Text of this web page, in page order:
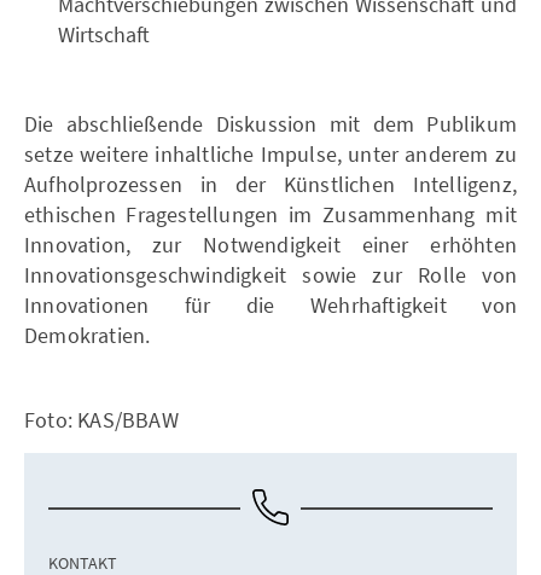
Wirtschaft
Die abschließende Diskussion mit dem Publikum
setze weitere inhaltliche Impulse, unter anderem zu
Aufholprozessen in der Künstlichen Intelligenz,
ethischen Fragestellungen im Zusammenhang mit
Innovation, zur Notwendigkeit einer erhöhten
Innovationsgeschwindigkeit sowie zur Rolle von
Innovationen für die Wehrhaftigkeit von
Demokratien.
Foto: KAS/BBAW
KONTAKT